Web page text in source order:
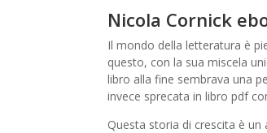
Nicola Cornick
Il mondo della letteratura è
questo, con la sua miscela
libro alla fine sembrava una
invece sprecata in libro pdf
Questa storia di crescita è